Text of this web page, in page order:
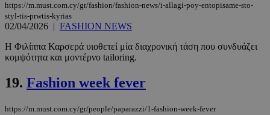
https://m.must.com.cy/gr/fashion/fashion-news/i-allagi-poy-entopisame-sto-
styl-tis-prwtis-kyrias
02/04/2026 | FASHION NEWS
Η Φιλίππα Καρσερά υιοθετεί μία διαχρονική τάση που συνδυάζει
κομψότητα και μοντέρνο tailoring.
19. Fashion week fever
https://m.must.com.cy/gr/people/paparazzi/1-fashion-week-fever
Απολύτως απαραίτητα
Απόδοσης
Στόχευσης
Μη ταξινομημένα
βασικές λειτουργίες του ιστότοπου, όπως τη
σύνδεση χρήστη και τη διαχείριση λογαριασμού.
χωρίς τα απολύτως απαραίτητα cookies.